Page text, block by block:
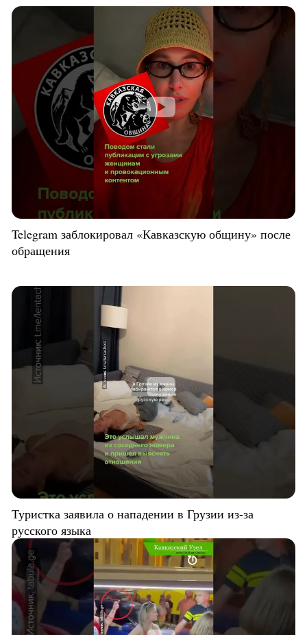
Telegram заблокировал «Кавказскую общину» после
обращения
Туристка заявила о нападении в Грузии из-за
русского языка